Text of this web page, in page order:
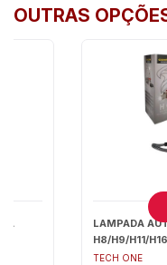
OUTRAS
LAMPADA
H8/H9/H11/
TECH ONE